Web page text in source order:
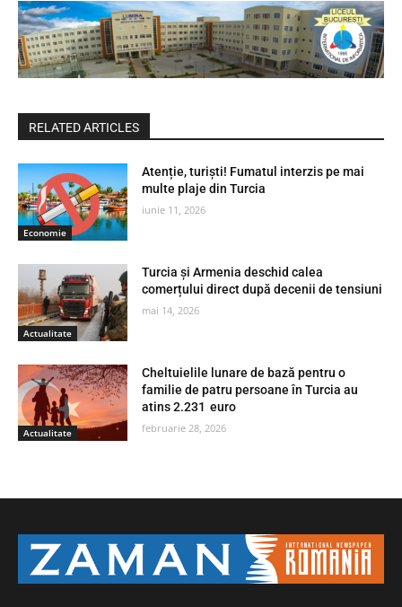
RELATED ARTICLES
Economie
Atenție, turiști! Fumatul interzis pe mai
multe plaje din Turcia
iunie 11, 2026
Actualitate
Turcia și Armenia deschid calea
comerțului direct după decenii de tensiuni
mai 14, 2026
Actualitate
Cheltuielile lunare de bază pentru o
familie de patru persoane în Turcia au
atins 2.231 euro
februarie 28, 2026